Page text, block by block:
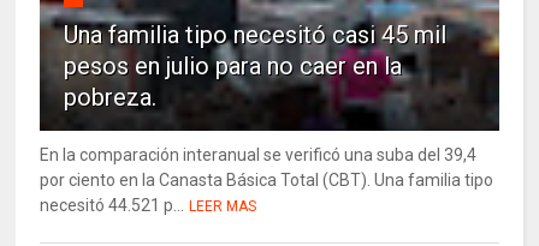
Una familia tipo necesitó casi 45 mil
pesos en julio para no caer en la
pobreza.
En la comparación interanual se verificó una suba del 39,4
por ciento en la Canasta Básica Total (CBT). Una familia tipo
necesitó 44.521 p...
LEER MAS